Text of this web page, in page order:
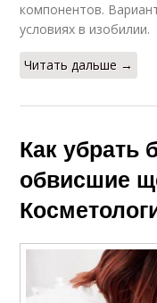
компонентов.
условиях в изобилии.
Читать дальше →
Как убрать
обвисшие